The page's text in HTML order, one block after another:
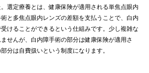
選定療養とは、健康保険が適用される単焦点眼内
と多焦点眼内レンズの差額を支払うことで、白内
けることができるという仕組みです。少し複雑な
せんが、白内障手術の部分は健康保険が適用さ
分は自費扱いという制度になります。